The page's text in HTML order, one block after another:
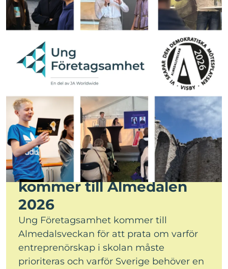
Ung Företagsamhet
kommer till Almedalen
2026
Ung Företagsamhet kommer till
Almedalsveckan för att prata om varför
entreprenörskap i skolan måste
prioriteras och varför Sverige behöver en